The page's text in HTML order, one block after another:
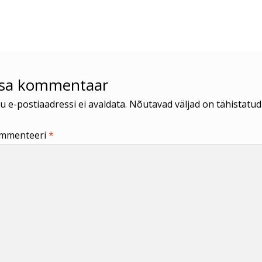
kommentaar
e-postiaadressi ei avaldata. Nõutavad väljad on tähistatud
*